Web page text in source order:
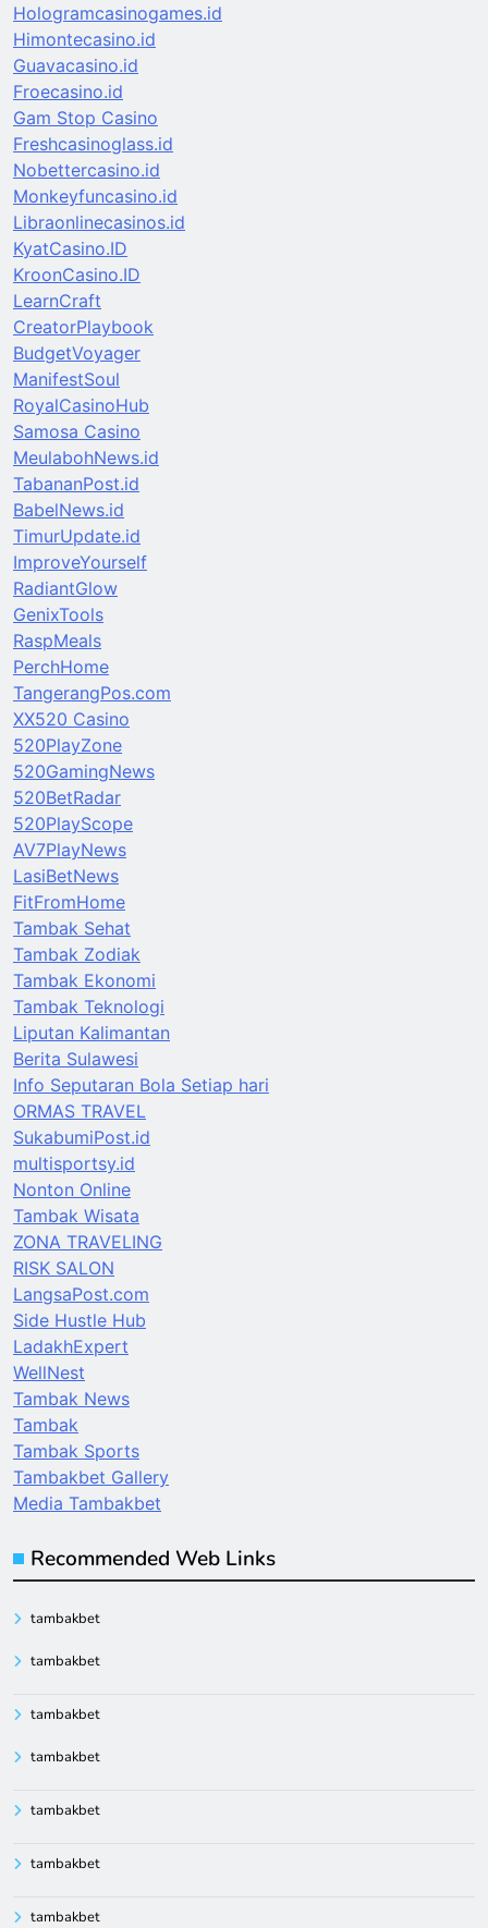
Hologramcasinogames.id
Himontecasino.id
Guavacasino.id
Froecasino.id
Gam Stop Casino
Freshcasinoglass.id
Nobettercasino.id
Monkeyfuncasino.id
Libraonlinecasinos.id
KyatCasino.ID
KroonCasino.ID
LearnCraft
CreatorPlaybook
BudgetVoyager
ManifestSoul
RoyalCasinoHub
Samosa Casino
MeulabohNews.id
TabananPost.id
BabelNews.id
TimurUpdate.id
ImproveYourself
RadiantGlow
GenixTools
RaspMeals
PerchHome
TangerangPos.com
XX520 Casino
520PlayZone
520GamingNews
520BetRadar
520PlayScope
AV7PlayNews
LasiBetNews
FitFromHome
Tambak Sehat
Tambak Zodiak
Tambak Ekonomi
Tambak Teknologi
Liputan Kalimantan
Berita Sulawesi
Info Seputaran Bola Setiap hari
ORMAS TRAVEL
SukabumiPost.id
multisportsy.id
Nonton Online
Tambak Wisata
ZONA TRAVELING
RISK SALON
LangsaPost.com
Side Hustle Hub
LadakhExpert
WellNest
Tambak News
Tambak
Tambak Sports
Tambakbet Gallery
Media Tambakbet
Recommended Web Links
tambakbet
tambakbet
tambakbet
tambakbet
tambakbet
tambakbet
tambakbet